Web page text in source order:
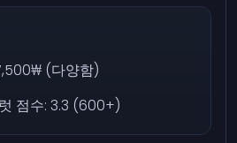
(다양함)
점수: 3.3 (600+)